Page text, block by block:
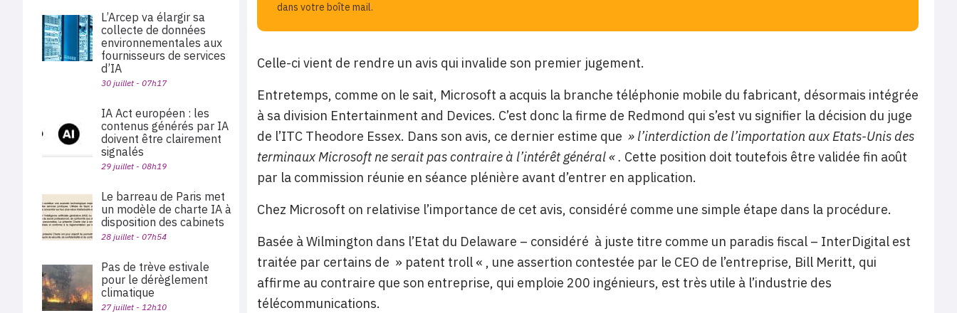
dans votre boîte mail.
Celle-ci vient de rendre un avis qui invalide son premier jugement.
Entretemps, comme on le sait, Microsoft a acquis la branche téléphonie mobile du fabricant, désormais intégrée
à sa division Entertainment and Devices. C’est donc la firme de Redmond qui s’est vu signifier la décision du juge
de l’ITC Theodore Essex. Dans son avis, ce dernier estime que » l’interdiction de l’importation aux Etats-Unis des
terminaux Microsoft ne serait pas contraire à l’intérêt général « . Cette position doit toutefois être validée fin août
par la commission réunie en séance plénière avant d’entrer en application.
Chez Microsoft on relativise l’importance de cet avis, considéré comme une simple étape dans la procédure.
Basée à Wilmington dans l’Etat du Delaware – considéré à juste titre comme un paradis fiscal – InterDigital est
traitée par certains de » patent troll « , une assertion contestée par le CEO de l’entreprise, Bill Meritt, qui
affirme au contraire que son entreprise, qui emploie 200 ingénieurs, est très utile à l’industrie des
télécommunications.
L’Arcep va élargir sa
collecte de données
environnementales aux
fournisseurs de services
d’IA
30 juillet - 07h17
IA Act européen : les
contenus générés par IA
doivent être clairement
signalés
29 juillet - 08h19
Le barreau de Paris met
un modèle de charte IA à
disposition des cabinets
28 juillet - 07h54
Pas de trève estivale
pour le dérèglement
climatique
27 juillet - 12h10